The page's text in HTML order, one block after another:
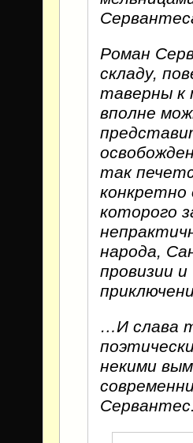
Роман
складу,
таверны к
вполне
так
конкретно
которого
народа,
провизии
…И слава
некими